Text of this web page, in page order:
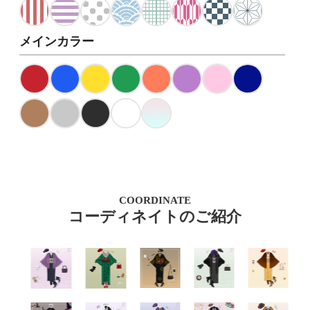
メインカラー
COORDINATE
コーディネイトのご紹介